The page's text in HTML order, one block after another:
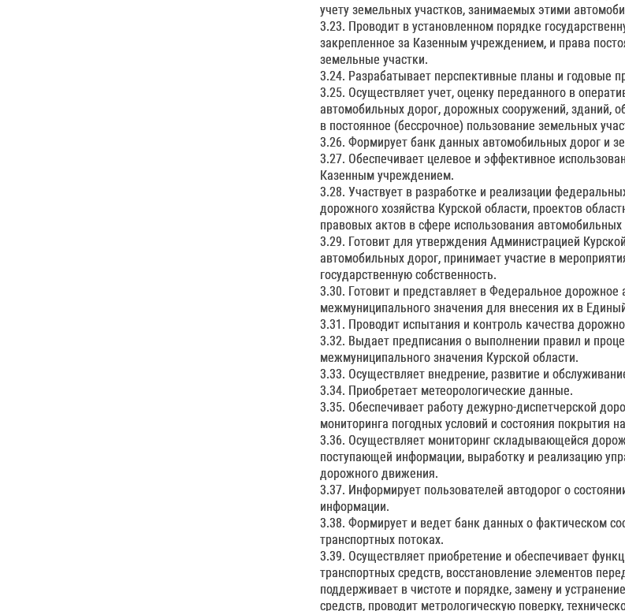
учету земельных участков, занимаемых этими
3.23. Проводит в установленном порядке
закрепленное за Казенным учреждением, и права
земельные участки.
3.24. Разрабатывает перспективные планы и годовые
3.25. Осуществляет учет, оценку переданного в
автомобильных дорог, дорожных сооружений, зданий,
в постоянное (бессрочное) пользование земельных
3.26. Формирует банк данных автомобильных дорог и
3.27. Обеспечивает целевое и эффективное
Казенным учреждением.
3.28. Участвует в разработке и реализации
дорожного хозяйства Курской области, проектов
правовых актов в сфере использования
3.29. Готовит для утверждения Администрацией
автомобильных дорог, принимает участие в
государственную собственность.
3.30. Готовит и представляет в Федеральное дорожное
межмуниципального значения для внесения их в
3.31. Проводит испытания и контроль качества
3.32. Выдает предписания о выполнении правил и
межмуниципального значения Курской области.
3.33. Осуществляет внедрение, развитие и
3.34. Приобретает метеорологические данные.
3.35. Обеспечивает работу дежурно-диспетчерской
мониторинга погодных условий и состояния покрытия
3.36. Осуществляет мониторинг складывающейся
поступающей информации, выработку и реализацию
дорожного движения.
3.37. Информирует пользователей автодорог о
информации.
3.38. Формирует и ведет банк данных о фактическом
транспортных потоках.
3.39. Осуществляет приобретение и обеспечивает
транспортных средств, восстановление элементов
поддерживает в чистоте и порядке, замену и
средств, проводит метрологическую поверку,